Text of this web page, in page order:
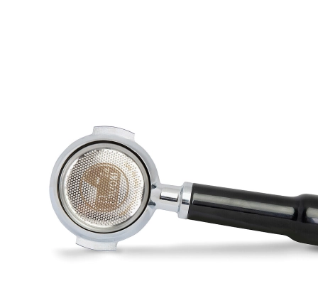
Invoering
Portafilter
La Pavoni Naked Portafilter Fascino SemiPro - 58 mm